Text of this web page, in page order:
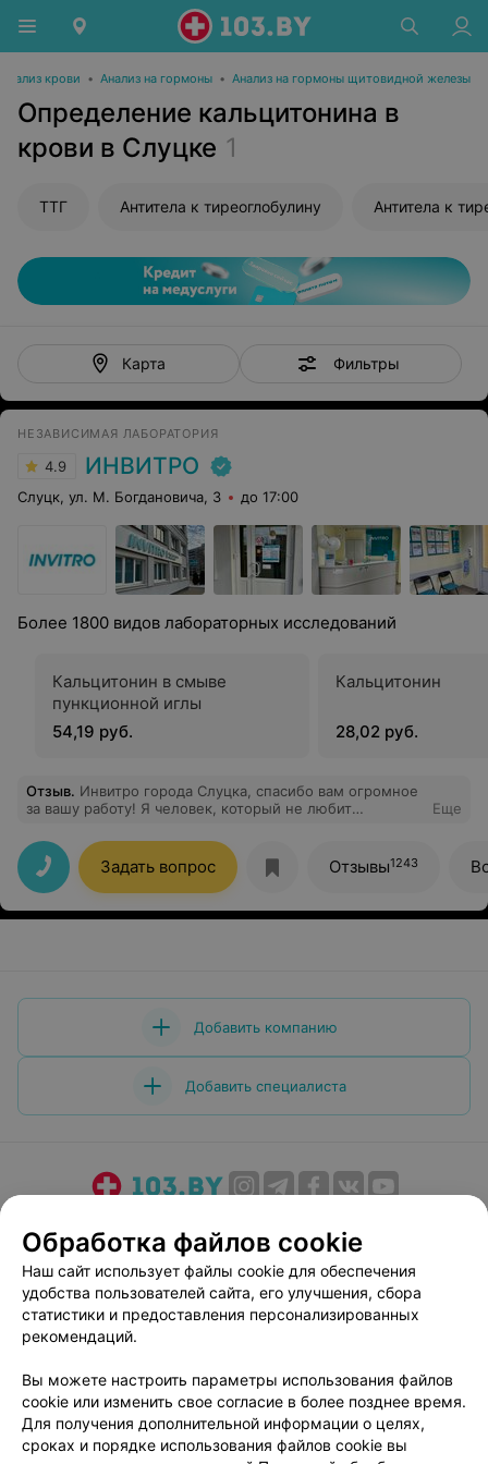
Анализ крови • Анализ на гормоны • Анализ на гормоны щитовидной железы
Определение кальцитонина в
крови в Слуцке 1
ТТГ Антитела к тиреоглобулину Антитела к
Карта Фильтры
НЕЗАВИСИМАЯ ЛАБОРАТОРИЯ
4.9 ИНВИТРО
Слуцк, ул. М. Богдановича, 3 до 17:00
Более 1800 видов лабораторных исследований
Кальцитонин в смыве
пункционной иглы
54,19 руб.
Кальцитонин
28,02 руб.
Отзыв. Инвитро города Слуцка, спасибо вам огромное
за вашу работу! Я человек, который не любит
комфорте. Спасибо за ваше понимание, поддержку и
профессионализм! Отдельно спасибо администратору
Елене! Вы действительно компетентный человек,
который быстро и четко отвечает на все вопросы!
Также спасибо за вашу помощь в адаптации!
Еще
Задать вопрос Отзывы1243
Добавить компанию
Добавить специалиста
Медицинский маркетинг
Публичный договор
Пользовательское соглашение
Способы оплаты
Вакансии
Партнеры
Написать руководителю 103.by
Персональные настройки cookie
Обработка персональных данных
Обработка файлов cookie
Наш сайт использует файлы cookie для обеспечения
удобства пользователей сайта, его улучшения, сбора
статистики и предоставления персонализированных
рекомендаций.
Вы можете настроить параметры использования файлов
cookie или изменить свое согласие в более позднее время.
Для получения дополнительной информации о целях,
сроках и порядке использования файлов cookie вы